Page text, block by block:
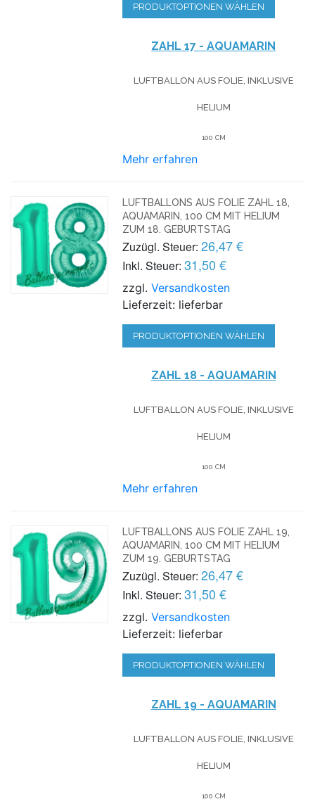
PRODUKTOPTIONEN WÄHLEN
ZAHL 17 - AQUAMARIN
LUFTBALLON AUS FOLIE, INKLUSIVE
HELIUM
100 CM
Mehr erfahren
LUFTBALLONS AUS FOLIE ZAHL 18,
AQUAMARIN, 100 CM MIT HELIUM
ZUM 18. GEBURTSTAG
Zuzügl. Steuer: 26,47 €
Inkl. Steuer: 31,50 €
zzgl.Versandkosten
Lieferzeit: lieferbar
PRODUKTOPTIONEN WÄHLEN
ZAHL 18 - AQUAMARIN
LUFTBALLON AUS FOLIE, INKLUSIVE
HELIUM
100 CM
Mehr erfahren
LUFTBALLONS AUS FOLIE ZAHL 19,
AQUAMARIN, 100 CM MIT HELIUM
ZUM 19. GEBURTSTAG
Zuzügl. Steuer: 26,47 €
Inkl. Steuer: 31,50 €
zzgl.Versandkosten
Lieferzeit: lieferbar
PRODUKTOPTIONEN WÄHLEN
ZAHL 19 - AQUAMARIN
LUFTBALLON AUS FOLIE, INKLUSIVE
HELIUM
100 CM